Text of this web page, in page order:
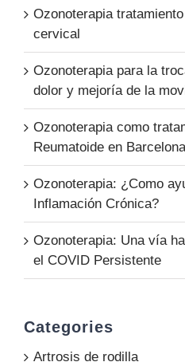
Ozonoterapia
cervical
Ozonoterapia para la
dolor y mejoría de la
Ozonoterapia como
Reumatoide en Barcelona
Ozonoterapia: ¿Como
Inflamación Crónica?
Ozonoterapia: Una vía
el COVID Persistente
Categories
Artrosis de rodilla